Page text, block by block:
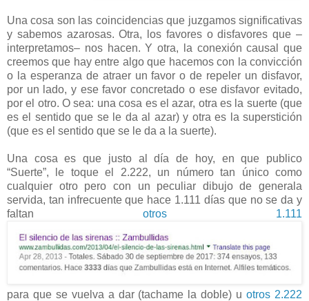
Una cosa son las coincidencias que juzgamos significativas
y sabemos azarosas. Otra, los favores o disfavores que –
interpretamos– nos hacen. Y otra, la conexión causal que
creemos que hay entre algo que hacemos con la convicción
o la esperanza de atraer un favor o de repeler un disfavor,
por un lado, y ese favor concretado o ese disfavor evitado,
por el otro. O sea: una cosa es el azar, otra es la suerte (que
es el sentido que se le da al azar) y otra es la superstición
(que es el sentido que se le da a la suerte).
Una cosa es que justo al día de hoy, en que publico
“Suerte”, le toque el 2.222, un número tan único como
cualquier otro pero con un peculiar dibujo de generala
servida, tan infrecuente que hace 1.111 días que no se da y
faltan otros 1.111
para que se vuelva a dar (tachame la doble) uotros 2.222